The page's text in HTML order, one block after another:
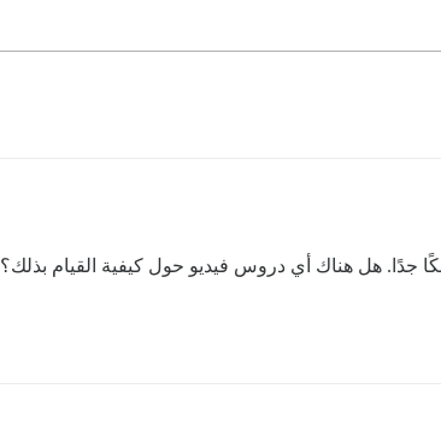
جدًا. هل هناك أي دروس فيديو حول كيفية القيام بذلك؟